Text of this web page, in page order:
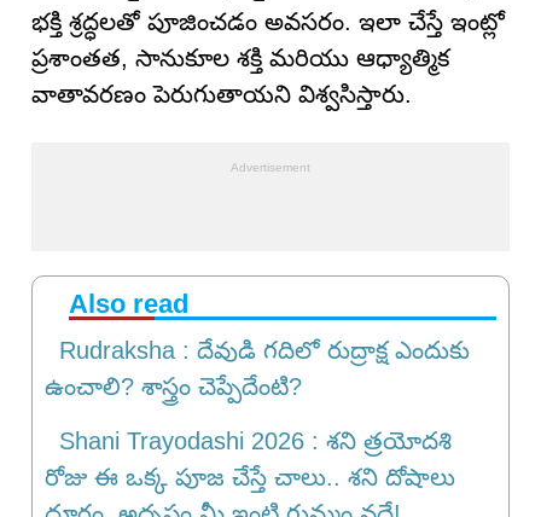
భక్తి శ్రద్ధలతో పూజించడం అవసరం. ఇలా చేస్తే ఇంట్లో
ప్రశాంతత, సానుకూల శక్తి మరియు ఆధ్యాత్మిక
వాతావరణం పెరుగుతాయని విశ్వసిస్తారు.
Also read
Rudraksha : దేవుడి గదిలో రుద్రాక్ష ఎందుకు
ఉంచాలి? శాస్త్రం చెప్పేదేంటి?
Shani Trayodashi 2026 : శని త్రయోదశి
రోజు ఈ ఒక్క పూజ చేస్తే చాలు.. శని దోషాలు